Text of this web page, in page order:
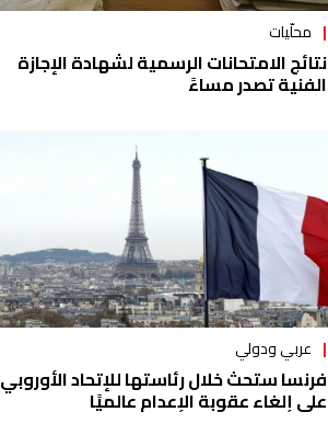
محلّيات
نتائج الامتحانات الرسمية لشهادة الإجازة
الفنية تصدر مساءً
عربي ودولي
فرنسا ستحث خلال رئاستها للإتحاد الأوروبي
على إلغاء عقوبة الإعدام عالميًا